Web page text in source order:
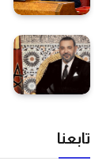
تابعنا